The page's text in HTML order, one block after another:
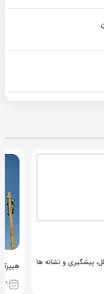
پیشگیری و نشانه ها
1169